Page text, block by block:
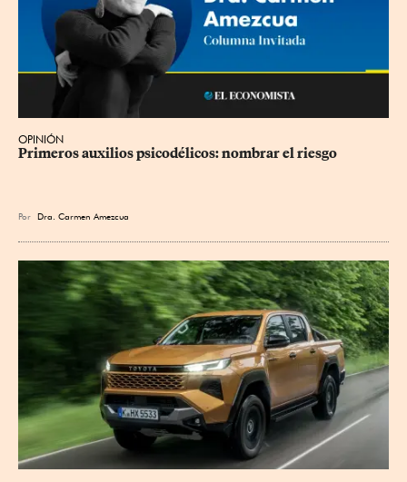
OPINIÓN
Primeros auxilios psicodélicos: nombrar el riesgo
Por Dra. Carmen Amezcua